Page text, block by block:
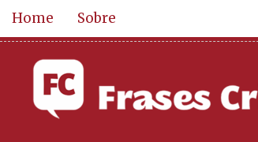
Home Sobre